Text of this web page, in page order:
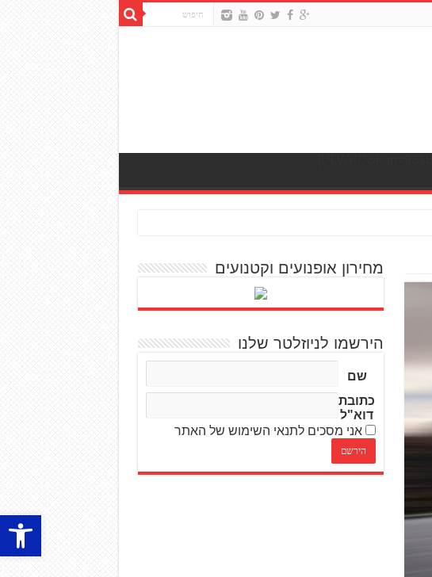
פתח
מחירון אופנועים וקטנועים
הירשמו לניוזלטר שלנו
שם
כתובת
דוא"ל
אני מסכים לתנאי השימוש של האתר